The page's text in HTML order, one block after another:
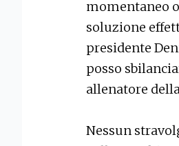
momentaneo
soluzione
presidente
posso
allenatore
Nessun